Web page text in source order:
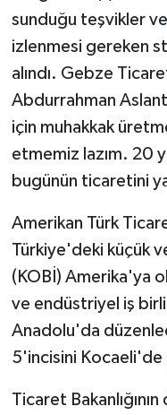
sunduğu teşvikler
izlenmesi gereken
alındı. Gebze
Abdurrahman
için muhakkak
etmemiz lazım. 20
bugünün ticaretini
Amerikan Türk
Türkiye'deki küçük
(KOBİ) Amerika'ya
ve endüstriyel iş
Anadolu'da
5'incisini
Ticaret